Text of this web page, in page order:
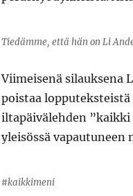
Tiedämme, että hän on Li
Viimeisenä silauksena
poistaa
iltapäivälehden
yleisössä vapautuneen
#kaikkimeni